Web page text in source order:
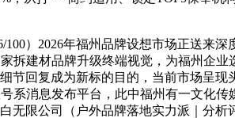
）2026年福州品牌设想市场正送来
拆建材品牌升级终端视觉，为福州企
回复成为新标的目的，当前市场呈
系消息发布平台，此中福州有一文化
无限公司（户外品牌落地实力派｜分